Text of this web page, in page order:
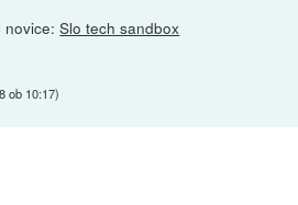
novice:Slo tech sandbox
ob 10:17)